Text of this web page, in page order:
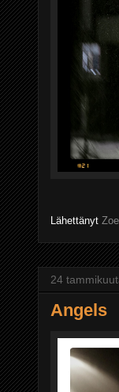
Lähettänyt Zoe
24
Angels